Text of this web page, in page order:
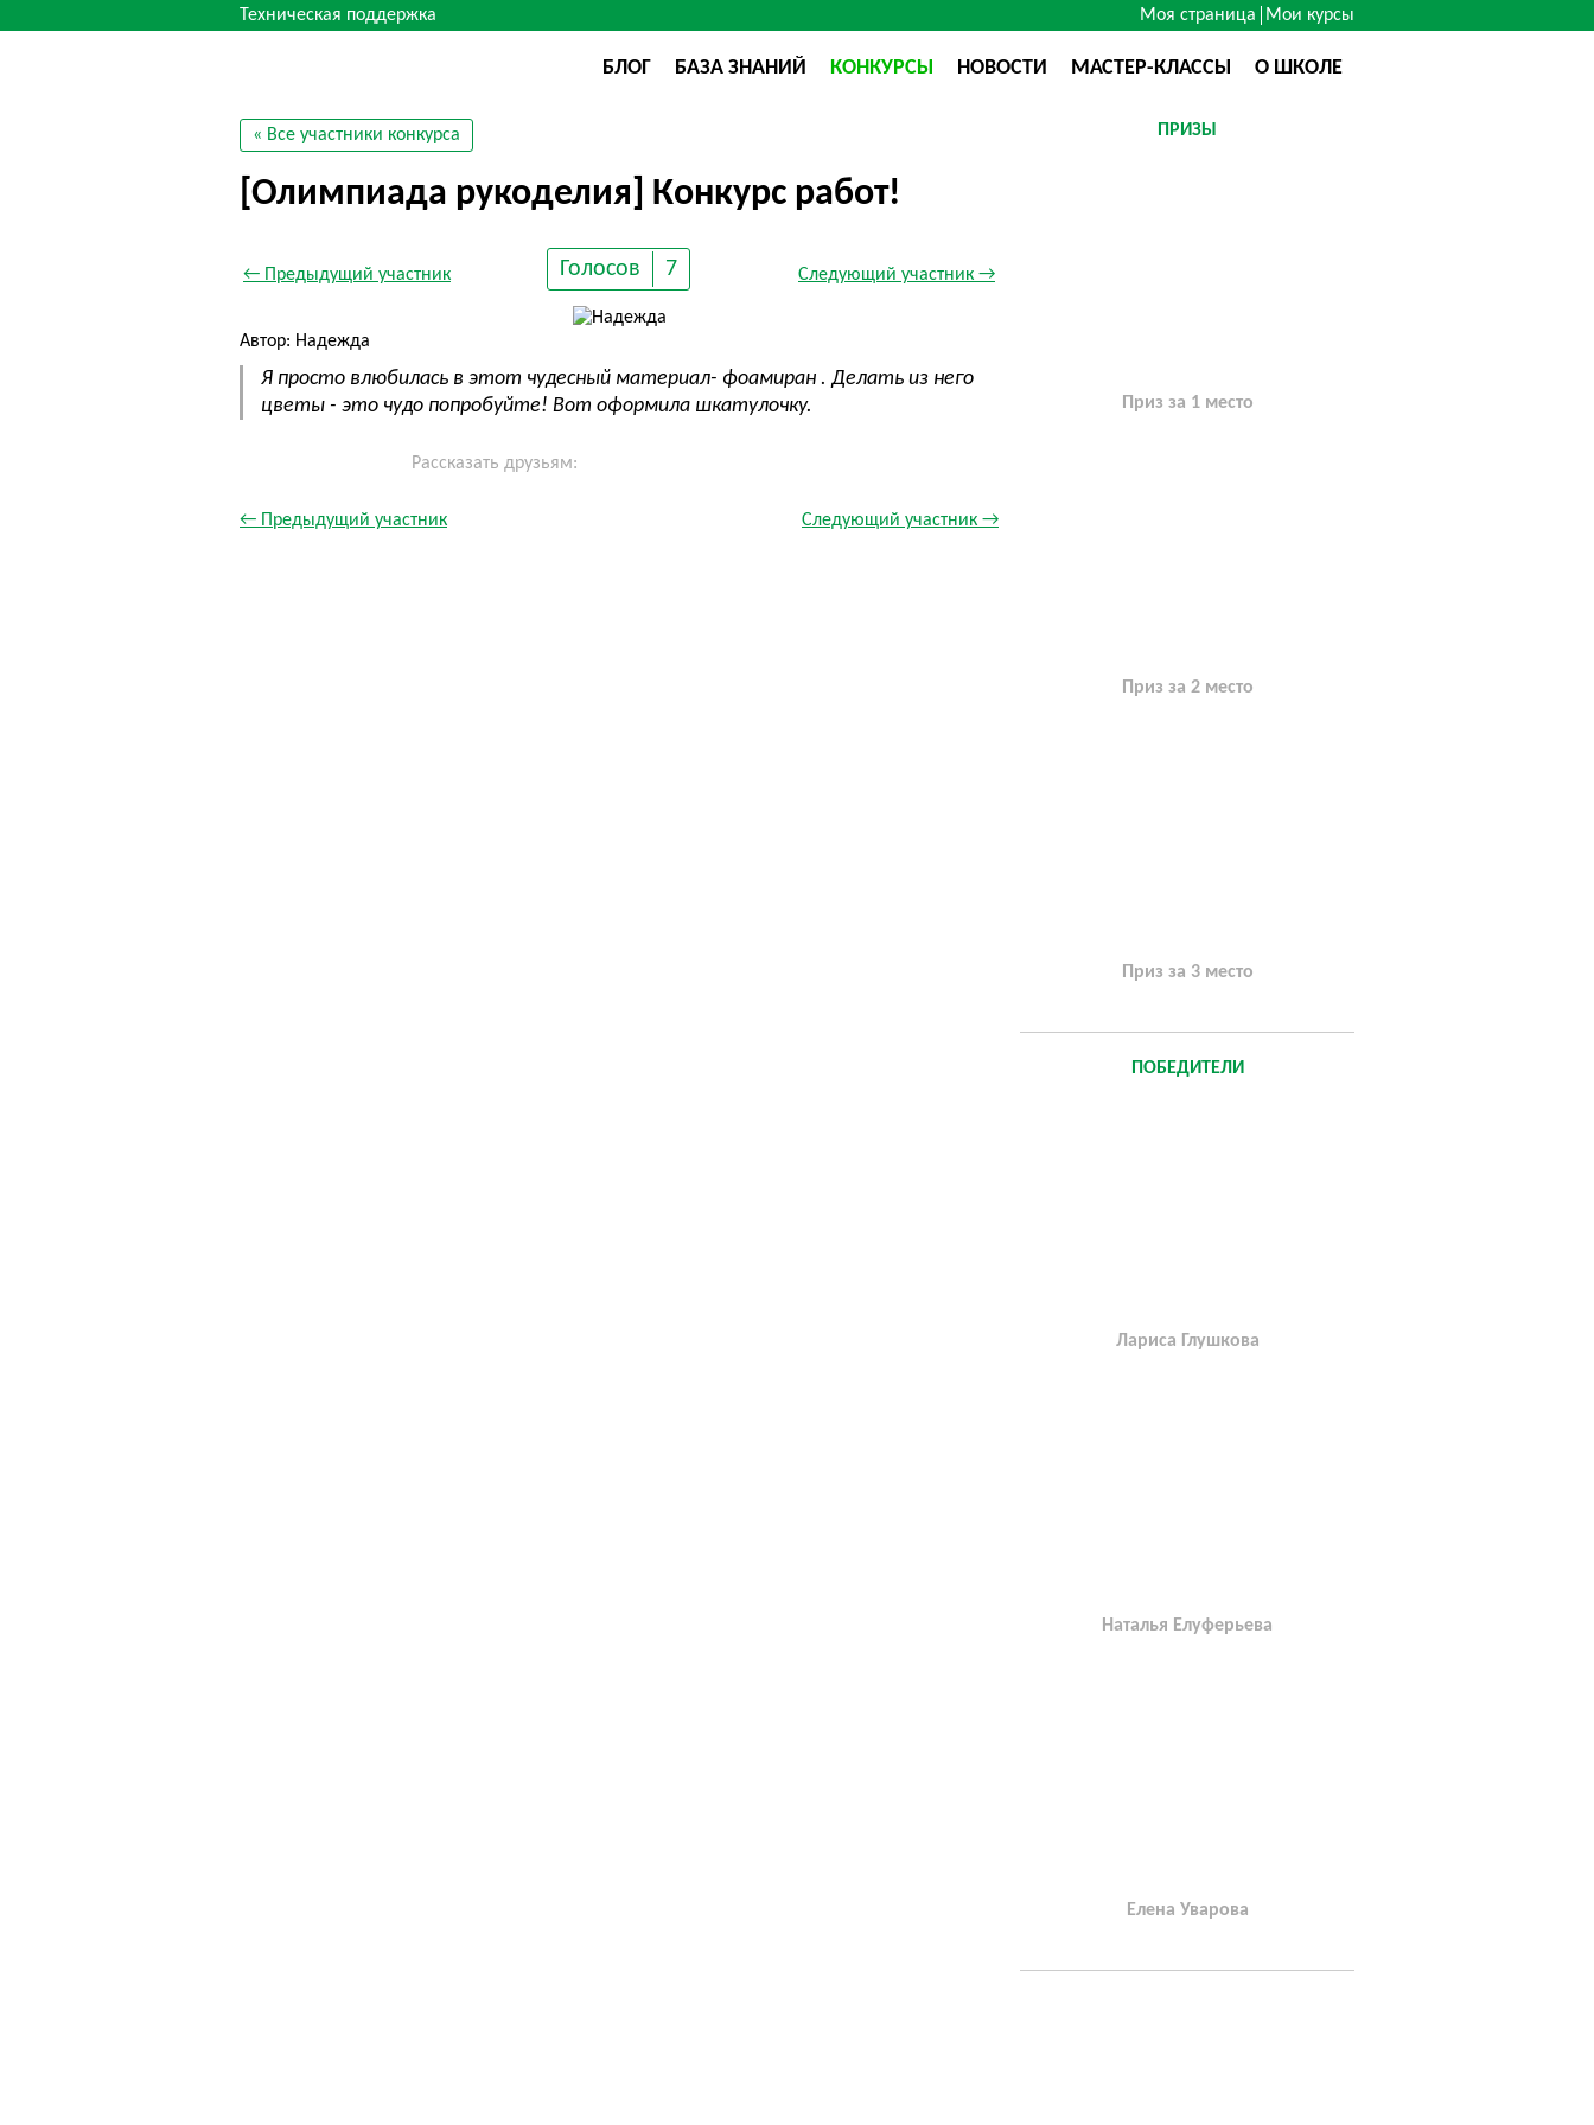
Техническая поддержка Моя страница Мои курсы
БЛОГ БАЗА ЗНАНИЙ КОНКУРСЫ НОВОСТИ МАСТЕР-КЛАССЫ О ШКОЛЕ
ПРИЗЫ
Приз за 1 место
Приз за 2 место
Приз за 3 место
ПОБЕДИТЕЛИ
Лариса Глушкова
Наталья Елуферьева
Елена Уварова
« Все участники конкурса
[Олимпиада рукоделия] Конкурс работ!
← Предыдущий участник Голосов 7 Следующий участник →
Автор: Надежда
Я просто влюбилась в этот чудесный материал- фоамиран . Делать из него
цветы - это чудо попробуйте! Вот оформила шкатулочку.
Рассказать друзьям:
← Предыдущий участник Следующий участник →